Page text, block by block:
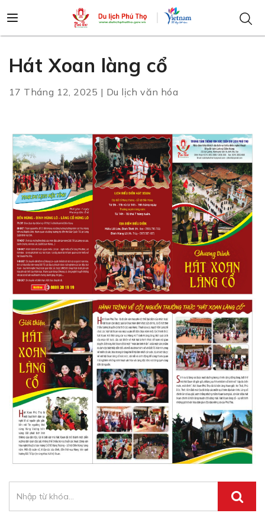
Hát Xoan làng cổ
17 Tháng 12, 2025 | Du lịch văn hóa